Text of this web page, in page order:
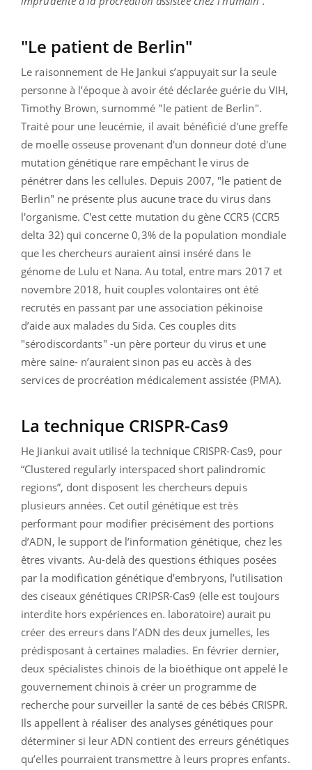
"Le patient de Berlin"
Le raisonnement de He Jankui s’appuyait sur la seule
personne à l’époque à avoir été déclarée guérie du VIH,
Timothy Brown, surnommé "le patient de Berlin".
Traité pour une leucémie, il avait bénéficié d'une greffe
de moelle osseuse provenant d'un donneur doté d'une
mutation génétique rare empêchant le virus de
pénétrer dans les cellules. Depuis 2007, "le patient de
Berlin" ne présente plus aucune trace du virus dans
l'organisme. C'est cette mutation du gène CCR5 (CCR5
delta 32) qui concerne 0,3% de la population mondiale
que les chercheurs auraient ainsi inséré dans le
génome de Lulu et Nana. Au total, entre mars 2017 et
novembre 2018, huit couples volontaires ont été
recrutés en passant par une association pékinoise
d’aide aux malades du Sida. Ces couples dits
"sérodiscordants" -un père porteur du virus et une
mère saine- n’auraient sinon pas eu accès à des
services de procréation médicalement assistée (PMA).
La technique CRISPR-Cas9
He Jiankui avait utilisé la technique CRISPR-Cas9, pour
“Clustered regularly interspaced short palindromic
regions”, dont disposent les chercheurs depuis
plusieurs années. Cet outil génétique est très
performant pour modifier précisément des portions
d’ADN, le support de l’information génétique, chez les
êtres vivants. Au-delà des questions éthiques posées
par la modification génétique d’embryons, l’utilisation
des ciseaux génétiques CRIPSR-Cas9 (elle est toujours
interdite hors expériences en. laboratoire) aurait pu
créer des erreurs dans l’ADN des deux jumelles, les
prédisposant à certaines maladies. En février dernier,
deux spécialistes chinois de la bioéthique ont appelé le
gouvernement chinois à créer un programme de
recherche pour surveiller la santé de ces bébés CRISPR.
Ils appellent à réaliser des analyses génétiques pour
déterminer si leur ADN contient des erreurs génétiques
qu’elles pourraient transmettre à leurs propres enfants.